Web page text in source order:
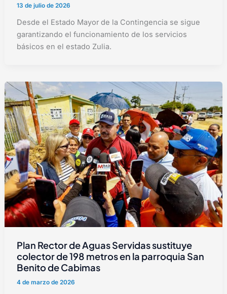
13 de julio de 2026
Desde el Estado Mayor de la Contingencia se sigue
garantizando el funcionamiento de los servicios
básicos en el estado Zulia.
Plan Rector de Aguas Servidas sustituye
colector de 198 metros en la parroquia San
Benito de Cabimas
4 de marzo de 2026